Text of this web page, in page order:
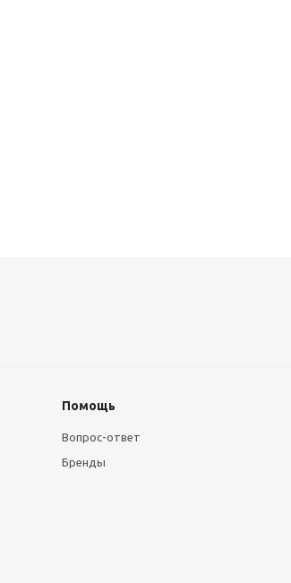
Помощь
Вопрос-ответ
Бренды